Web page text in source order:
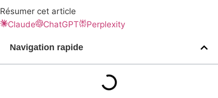
Résumer cet article
Claude
ChatGPT Perplexity
Navigation rapide